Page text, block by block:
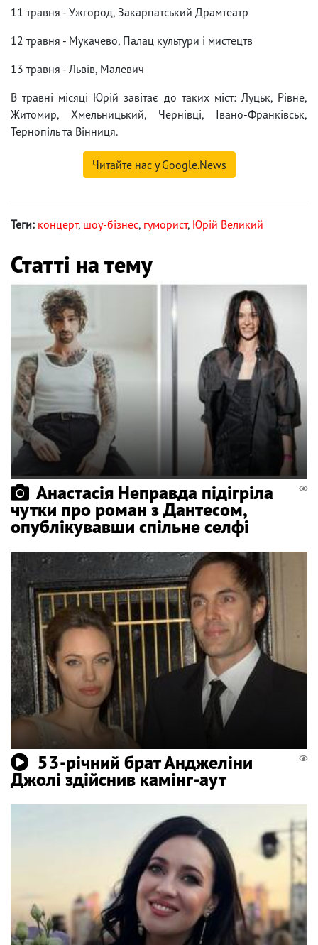
11 травня - Ужгород, Закарпатський Драмтеатр
12 травня - Мукачево, Палац культури і мистецтв
13 травня - Львів, Малевич
В травні місяці Юрій завітає до таких міст: Луцьк, Рівне,
Житомир, Хмельницький, Чернівці, Івано-Франківськ,
Тернопіль та Вінниця.
Читайте нас у Google.News
Теги: концерт, шоу-бізнес, гуморист, Юрій Великий
Статті на тему
Анастасія Неправда підігріла
чутки про роман з Дантесом,
опублікувавши спільне селфі
53-річний брат Анджеліни
Джолі здійснив камінг-аут